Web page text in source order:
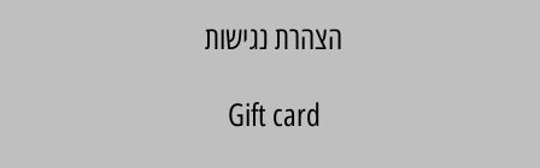
הצהרת נגישות
Gift card